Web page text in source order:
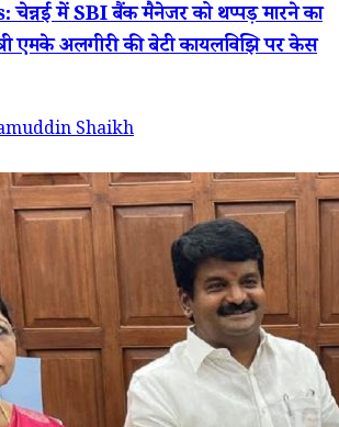
में SBI बैंक मैनेजर को थप्पड़ मारने का
एमके अलगीरी की बेटी कायलविझि पर केस
Shaikh